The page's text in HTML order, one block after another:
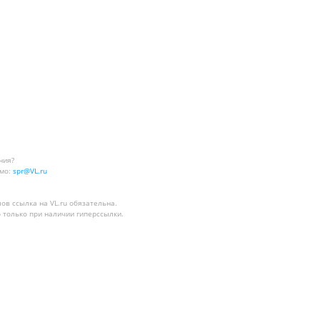
spr@VL.ru
ссылка на VL.ru обязательна.
при наличии гиперссылки.